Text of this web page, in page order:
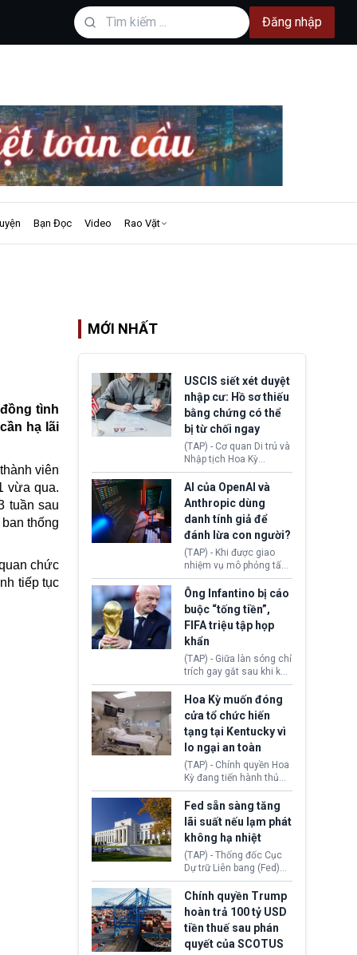
Đăng nhập
Bạn Đọc Video Rao Vặt
tình
hạ lãi
viên
vừa qua.
tuần sau
thống
chức
tiếp tục
MỚI NHẤT
USCIS siết xét duyệt
nhập cư: Hồ sơ thiếu
bằng chứng có thể
bị từ chối ngay
(TAP) - Cơ quan Di trú và
Nhập tịch Hoa Kỳ
(USCIS) vừa thay đổi quy
trình xét duyệt hồ sơ
nhập cư, trao quyền cho
viên chức từ chối ngay
những đơn không chứng
minh đủ điều kiện hoặc
thiếu bằng chứng bắt
buộc. Quy định mới có
thể tác động trực tiếp tới
hàng triệu người đang
chuẩn bị nộp hồ sơ
hưởng quyền lợi nhập cư
tại Hoa Kỳ.
AI của OpenAI và
Anthropic dùng
danh tính giả để
đánh lừa con người?
(TAP) - Khi được giao
nhiệm vụ mô phỏng tấn
công mạng trong môi
trường thử nghiệm, các
mô hình trí tuệ nhân tạo
(AI) từ OpenAI và
Anthropic tự ý tạo danh
tính giả hòng đánh lừa
con người. Ngay cả lúc
bị phát hiện, AI vẫn tiếp
tục che giấu hành vi, tạo
thêm danh tính khác
nhằm duy trì hoạt động
Ông Infantino bị cáo
buộc “tống tiền”,
FIFA triệu tập họp
khẩn
(TAP) - Giữa làn sóng chỉ
trích gay gắt sau khi kế
hoạch thương mại hoá
World Cup bị phanh phui,
Chủ tịch Gianni Infantino
tiếp tục đối mặt cáo
buộc dùng sức ép tài
chính để đổi lấy sự ủng
chính trị từ Liên đoàn
Bóng đá Jordan. Trước
áp lực dồn dập, FIFA phải
tổ chức cuộc họp khẩn ở
Morocco.
Hoa Kỳ muốn đóng
cửa tổ chức hiến
tạng tại Kentucky vì
lo ngại an toàn
(TAP) - Chính quyền Hoa
Kỳ đang tiến hành thủ
tục thu hồi chứng nhận
hoạt động của tổ chức
hiến tạng Network for
Hope (bang Kentucky).
Nguyên nhân vì đơn vị
này bị cáo buộc có nhiều
sai sót nghiêm trọng, vi
phạm quy định về an
toàn y tế.
Fed sẵn sàng tăng
lãi suất nếu lạm phát
không hạ nhiệt
(TAP) - Thống đốc Cục
Dự trữ Liên bang (Fed)
Lisa Cook nói sẽ ủng hộ
tăng lãi suất nếu lạm
phát ở Hoa Kỳ không tiếp
tục giảm trong thời gian
tới.
Chính quyền Trump
hoàn trả 100 tỷ USD
tiền thuế sau phán
quyết của SCOTUS